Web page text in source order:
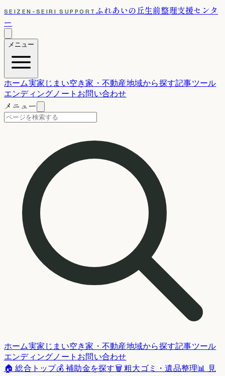
SEIZEN-SEIRI SUPPORT ふれあいの丘生前整理支援センタ
ー
メニュー
ホーム実家じまい空き家・不動産地域から探す記事ツール
エンディングノート お問い合わせ
メニュー
ホーム実家じまい空き家・不動産地域から探す記事ツール
エンディングノート お問い合わせ
🏠 総合トップ💰 補助金を探す🗑️ 粗大ゴミ・遺品整理📊 見